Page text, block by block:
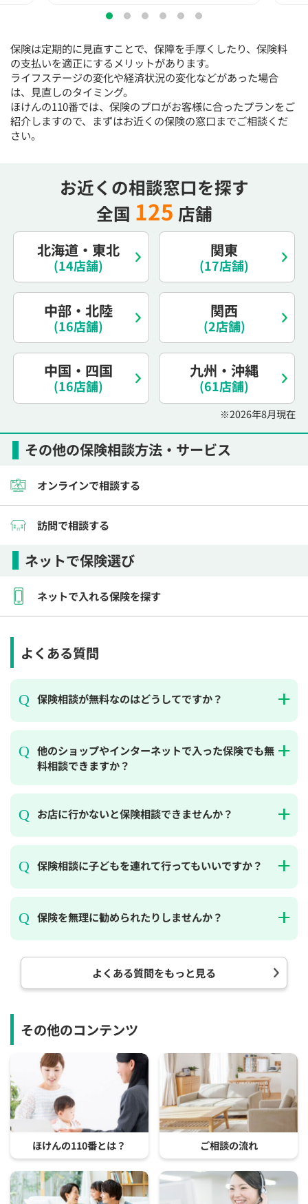
保険は定期的に見直すことで、保障を手厚くしたり、保険料
の支払いを適正にするメリットがあります。
ライフステージの変化や経済状況の変化などがあった場合
は、見直しのタイミング。
ほけんの110番では、保険のプロがお客様に合ったプランをご
紹介しますので、まずはお近くの保険の窓口までご相談くだ
さい。
その他の保険相談方法・サービス
オンラインで相談する
訪問で相談する
ネットで保険選び
ネットで入れる保険を探す
お近くの相談窓口を探す
全国 125 店舗
北海道・東北
(14店舗)
関東
(17店舗)
中部・北陸
(16店舗)
関西
(2店舗)
中国・四国
(16店舗)
九州・沖縄
(61店舗)
※2026年8月現在
よくある質問
保険相談が無料なのはどうしてですか？
他のショップやインターネットで入った保険でも無
料相談できますか？
お店に行かないと保険相談できませんか？
保険相談に子どもを連れて行ってもいいですか？
保険を無理に勧められたりしませんか？
よくある質問をもっと見る
その他のコンテンツ
ほけんの110番とは？ ご相談の流れ